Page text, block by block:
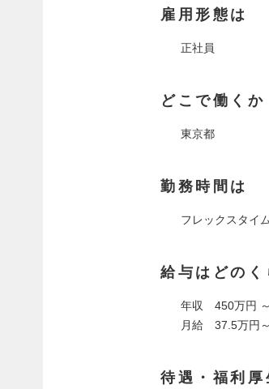
雇用形態は
正社員
どこで働くか
東京都
勤務時間は
フレックスタイ
給与はどの
年収 450万円
月給 37.5万円
待遇・福利厚